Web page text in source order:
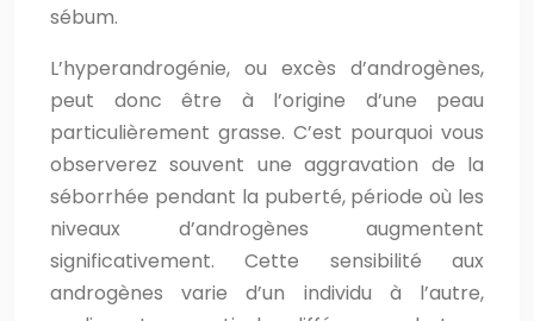
sébum.
L’hyperandrogénie, ou excès d’androgènes,
peut donc être à l’origine d’une peau
particulièrement grasse. C’est pourquoi vous
observerez souvent une aggravation de la
séborrhée pendant la puberté, période où les
niveaux d’androgènes augmentent
significativement. Cette sensibilité aux
androgènes varie d’un individu à l’autre,